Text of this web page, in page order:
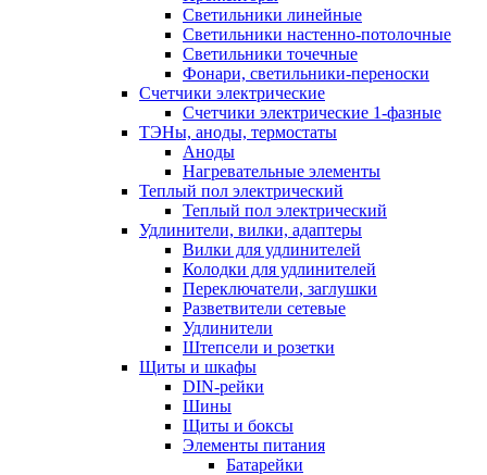
Светильники линейные
Светильники настенно-потолочные
Светильники точечные
Фонари, светильники-переноски
Счетчики электрические
Счетчики электрические 1-фазные
ТЭНы, аноды, термостаты
Аноды
Нагревательные элементы
Теплый пол электрический
Теплый пол электрический
Удлинители, вилки, адаптеры
Вилки для удлинителей
Колодки для удлинителей
Переключатели, заглушки
Разветвители сетевые
Удлинители
Штепсели и розетки
Щиты и шкафы
DIN-рейки
Шины
Щиты и боксы
Элементы питания
Батарейки